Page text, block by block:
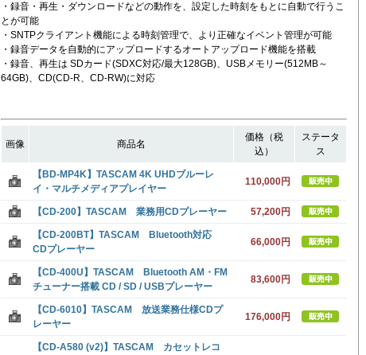
・録音・再生・ダウンロードなどの動作を、設定した時刻をもとに自動で行うこ
とが可能
・SNTPクライアント機能による時刻管理で、より正確なイベント管理が可能
・録音データを自動的にアップロードするオートアップロード機能を搭載
・録音、再生は SDカード(SDXC対応/最大128GB)、USBメモリー(512MB～
64GB)、CD(CD-R、CD-RW)に対応
画像 商品名
価格（税
込）
ステータ
ス
【BD-MP4K】TASCAM 4K UHDブルーレ
イ・マルチメディアプレイヤー
110,000円
【CD-200】TASCAM 業務用CDプレーヤー 57,200円
【CD-200BT】TASCAM Bluetooth対応
CDプレーヤー
66,000円
【CD-400U】TASCAM Bluetooth AM・FM
チューナー搭載 CD / SD / USBプレーヤー
83,600円
【CD-6010】TASCAM 放送業務仕様CDプ
レーヤー
176,000円
【CD-A580 (v2)】TASCAM カセットレコ